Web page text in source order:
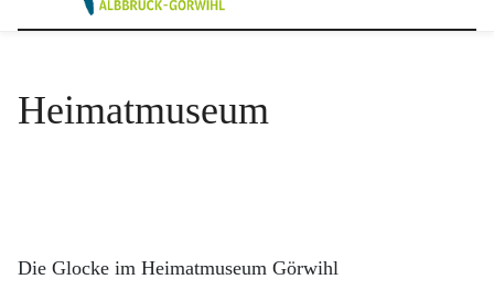
Heimatmuseum
Die Glocke im Heimatmuseum Görwihl